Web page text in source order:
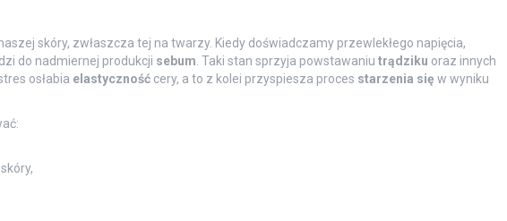
skóry, zwłaszcza tej na twarzy. Kiedy doświadczamy przewlekłego napięcia,
do nadmiernej produkcji sebum . Taki stan sprzyja powstawaniu trądziku oraz innych
osłabia elastycznośćcery, a to z kolei przyspiesza proces starzenia się w wyniku